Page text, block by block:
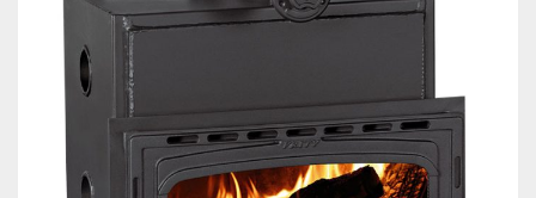
ΕΠΙΚΟΙΝΩΝΊΑ